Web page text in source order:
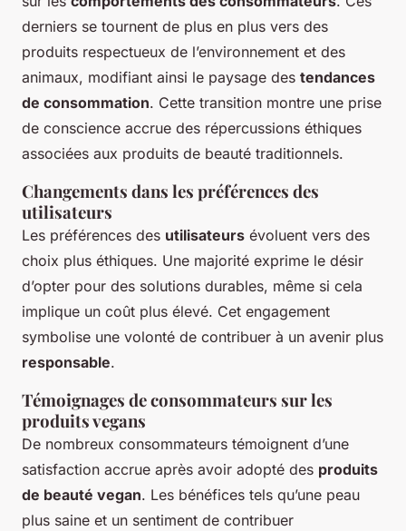
derniers se tournent de plus en plus vers des
produits respectueux de l’environnement et des
animaux, modifiant ainsi le paysage des tendances
de consommation. Cette transition montre une prise
de conscience accrue des répercussions éthiques
associées aux produits de beauté traditionnels.
Changements dans les préférences des
utilisateurs
Les préférences des utilisateurs évoluent vers des
choix plus éthiques. Une majorité exprime le désir
d’opter pour des solutions durables, même si cela
implique un coût plus élevé. Cet engagement
symbolise une volonté de contribuer à un avenir plus
responsable.
Témoignages de consommateurs sur les
produits vegans
De nombreux consommateurs témoignent d’une
satisfaction accrue après avoir adopté des produits
de beauté vegan. Les bénéfices tels qu’une peau
plus saine et un sentiment de contribuer